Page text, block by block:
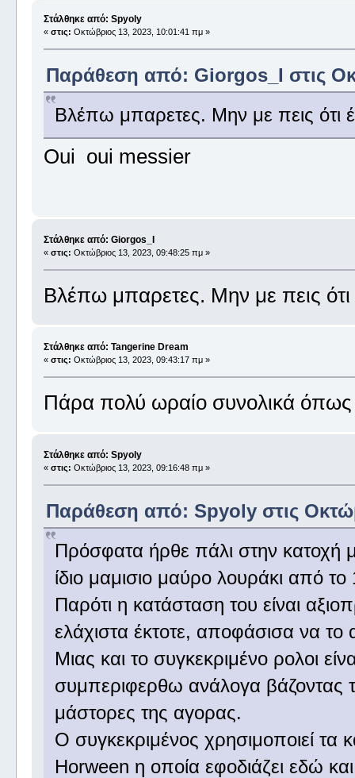
Στάλθηκε από: Spyoly
« στις: Οκτώβριος 13, 2023, 10:01:41 πμ »
Παράθεση από: Giorgos_I στις
Βλέπω μπαρετες. Μην με πεις ότι
Oui oui messier
Στάλθηκε από: Giorgos_I
« στις: Οκτώβριος 13, 2023, 09:48:25 πμ »
Βλέπω μπαρετες. Μην με πεις ότι
Στάλθηκε από: Tangerine Dream
« στις: Οκτώβριος 13, 2023, 09:43:17 πμ »
Πάρα πολύ ωραίο συνολικά όπως
Στάλθηκε από: Spyoly
« στις: Οκτώβριος 13, 2023, 09:16:48 πμ »
Παράθεση από: Spyoly στις
Πρόσφατα ήρθε πάλι στην
ίδιο μαμισιο μαύρο λουράκι από
Παρότι η κατάσταση του είναι
ελάχιστα έκτοτε, αποφάσισα να
Μιας και το συγκεκριμένο ρολοι
συμπεριφερθω ανάλογα βάζοντας
μάστορες της αγορας.
Ο συγκεκριμένος χρησιμοποιεί τα
Horween η οποία εφοδιάζει εδώ